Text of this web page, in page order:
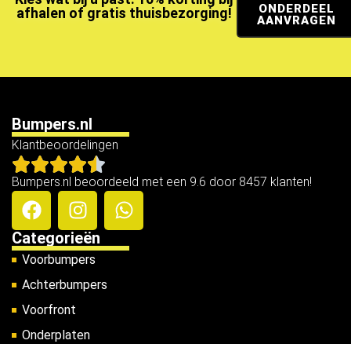
afhalen of gratis thuisbezorging!
ONDERDEEL
AANVRAGEN
Bumpers.nl
Klantbeoordelingen
Bumpers.nl beoordeeld met een 9.6 door 8457 klanten!
Categorieën
Voorbumpers
Achterbumpers
Voorfront
Onderplaten